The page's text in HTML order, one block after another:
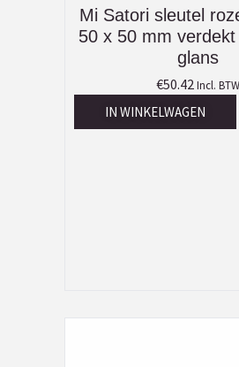
Mi Satori sleutel
50 x 50 mm
glans
€50.42 Incl. BTW
IN WINKELWAGEN